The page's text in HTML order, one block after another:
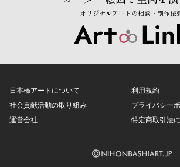
オリジナルアートの相談・制作依
日本橋アートについて
社会貢献活動の取り組み
運営会社
利用規約
プライバシー
特定商取引法